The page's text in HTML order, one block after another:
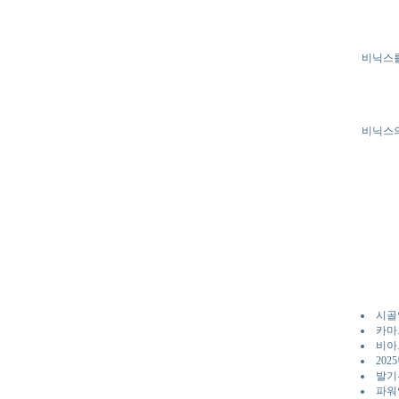
비닉스
비닉스
시골
카
비
발
파